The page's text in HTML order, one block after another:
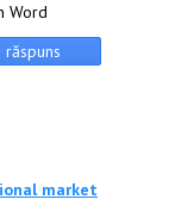
Word
market